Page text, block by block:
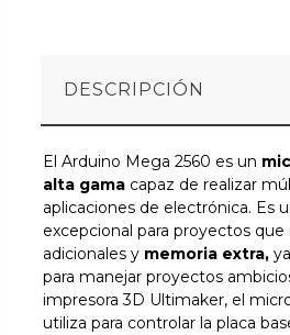
DESCRIPCIÓN
El Arduino Mega 2560 es un
alta gama capaz de realizar
aplicaciones de electrónica. Es
excepcional para proyectos
adicionales y memoria extra,
para manejar proyectos
impresora 3D Ultimaker, el
utiliza para controlar la placa